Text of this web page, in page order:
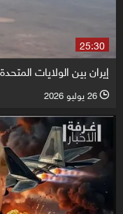
25:30
إيران بين الولايات
l 26 يوليو 2026